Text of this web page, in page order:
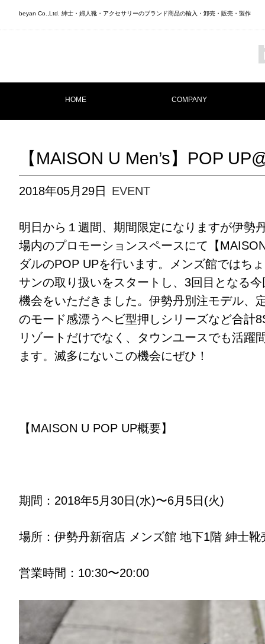
beyan Co.,Ltd. 紳士・婦人靴・アクセサリーのブランド商品の輸入・卸売・販売・製作
HOME COMPANY
【MAISON U Men’s】POP
2018年05月29日 EVENT
明日から１週間、期間限定になりますが伊勢
場内のプロモーションスペースにて【
ダルのPOP UPを行います。メンズ館ではち
サンの取り扱いをスタートし、3回目となる
機会をいただきました。伊勢丹別注モデル、
のモード感漂うヘビ型押しシリーズなど合計
リゾートだけでなく、タウンユースでも活躍
ます。滅多にないこの機会にぜひ！
【MAISON U POP UP概要】
期間：2018年5月30日(水)〜6月5日(火)
場所：伊勢丹新宿店 メンズ館 地下1階 紳士
営業時間：10:30〜20:00